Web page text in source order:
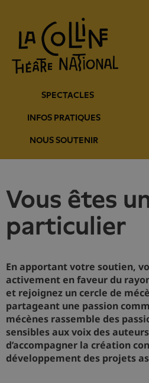
contenu
principal
SPECTACLES
INFOS PRATIQUES
NOUS SOUTENIR
principale
vous êtes un
particulier
En apportant votre soutien,
activement en faveur du
et rejoignez un cercle de
partageant une passion
mécènes rassemble des
sensibles aux voix des
d’accompagner la création
développement des projets